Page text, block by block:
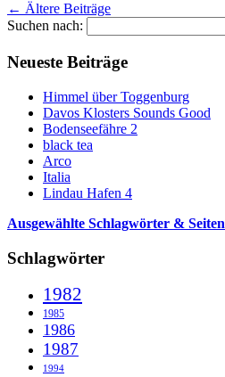
← Ältere Beiträge
Suchen nach:
Neueste Beiträge
Himmel über Toggenburg
Davos Klosters Sounds Good
Bodenseefähre 2
black tea
Arco
Italia
Lindau Hafen 4
Ausgewählte Schlagwörter & Seiten
Schlagwörter
1982
1985
1986
1987
1994